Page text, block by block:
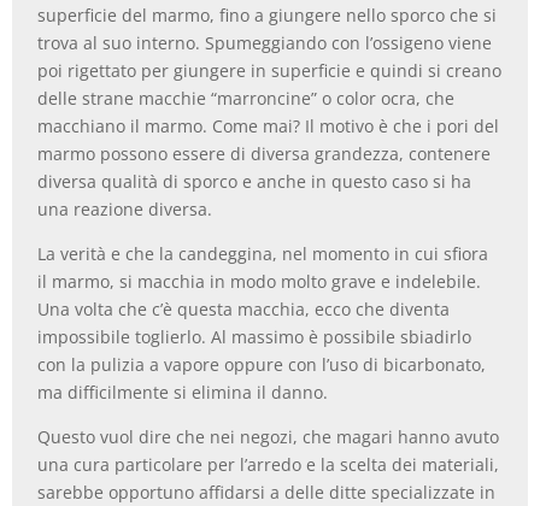
superficie del marmo, fino a giungere nello sporco che si
trova al suo interno. Spumeggiando con l’ossigeno viene
poi rigettato per giungere in superficie e quindi si creano
delle strane macchie “marroncine” o color ocra, che
macchiano il marmo. Come mai? Il motivo è che i pori del
marmo possono essere di diversa grandezza, contenere
diversa qualità di sporco e anche in questo caso si ha
una reazione diversa.
La verità e che la candeggina, nel momento in cui sfiora
il marmo, si macchia in modo molto grave e indelebile.
Una volta che c’è questa macchia, ecco che diventa
impossibile toglierlo. Al massimo è possibile sbiadirlo
con la pulizia a vapore oppure con l’uso di bicarbonato,
ma difficilmente si elimina il danno.
Questo vuol dire che nei negozi, che magari hanno avuto
una cura particolare per l’arredo e la scelta dei materiali,
sarebbe opportuno affidarsi a delle ditte specializzate in